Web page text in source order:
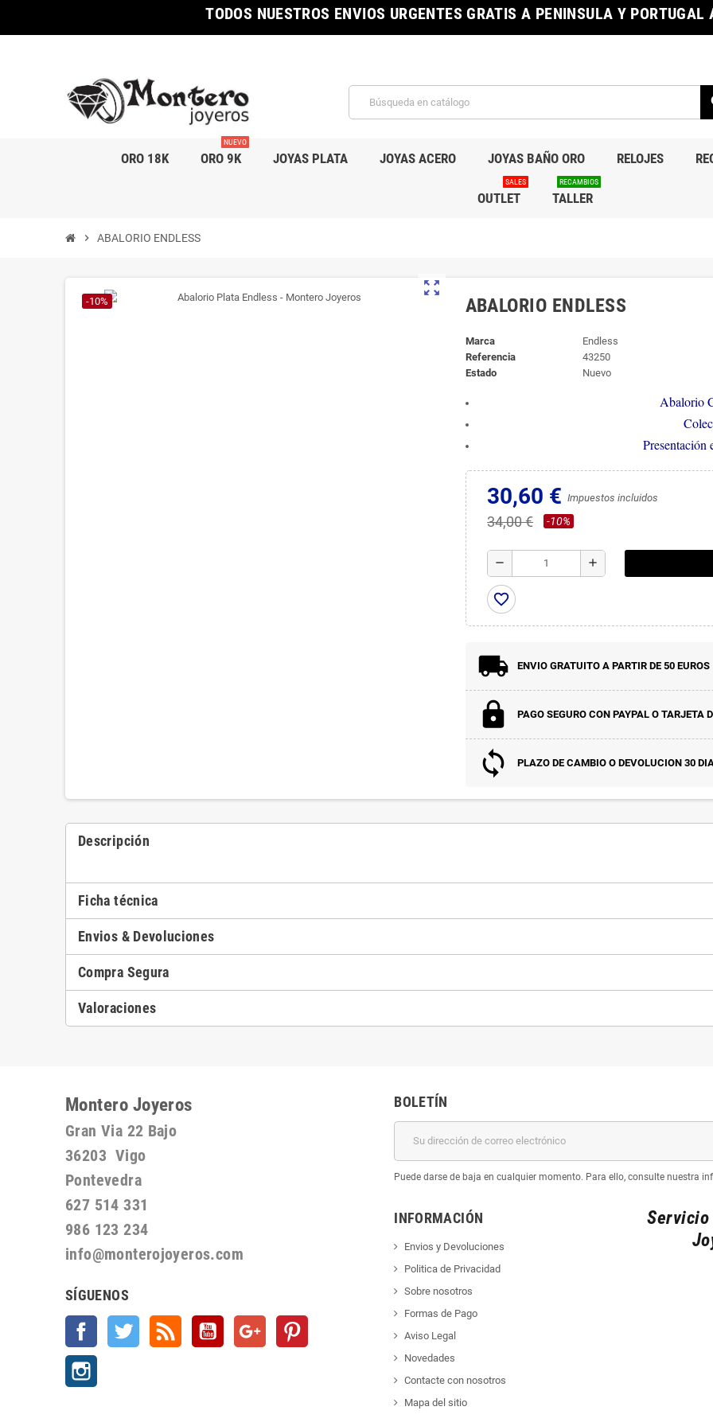
TODOS NUESTROS ENVIOS URGENTES GRATIS A PENINSULA Y PORTUGAL
ORO 18K ORO 9K
NUEVO
JOYAS PLATA JOYAS ACERO JOYAS BAÑO ORO RELOJES
OUTLET
SALES
TALLER
RECAMBIOS
chevron_right ABALORIO ENDLESS
zoom_out_map
-10% ABALORIO ENDLESS
Marca
Endless
Referencia
43250
Estado
Nuevo
Abalorio
Presentación
30,60 € Impuestos incluidos
34,00 € -10%
remove add
favorite_border
ENVIO GRATUITO A PARTIR DE 50 EUROS
PAGO SEGURO CON PAYPAL O TARJETA
PLAZO DE CAMBIO O DEVOLUCION 30
Descripción
Ficha técnica
Envios & Devoluciones
Compra Segura
Valoraciones
Montero Joyeros
Gran Via 22 Bajo
36203 Vigo
Pontevedra
627 514 331
986 123 234
info@monterojoyeros.com
SÍGUENOS
Facebook Twitter YouTube Google +
BOLETÍN
Puede darse de baja en cualquier momento. Para ello, consulte nuestra
INFORMACIÓN
Envios y Devoluciones
Politica de Privacidad
Sobre nosotros
Formas de Pago
Aviso Legal
Novedades
Contacte con nosotros
Mapa del sitio